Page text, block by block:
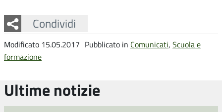
Condividi
Facebook
Twitter
Whatsapp
Modificato 15.05.2017 Pubblicato in Comunicati, Scuola e
formazione
Ultime notizie